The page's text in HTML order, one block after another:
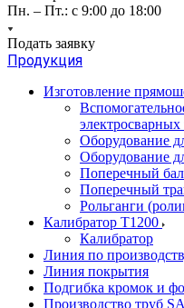
Пн. – Пт.: с 9:00 до 18:00
Подать заявку
Продукция
Изготовление
электросварных
Оборудование
Оборудование
Поперечный
Поперечный
Рольганги
Калибратор Т1200
Калибратор
Линия по
Линия покрытия
Подгибка кромок и
Производство труб